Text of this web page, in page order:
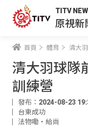
TITV
原視新
首頁 體育 清大
清大羽球隊
訓練營
發布：2024-08-23
台東成功
法物嘞‧給尚